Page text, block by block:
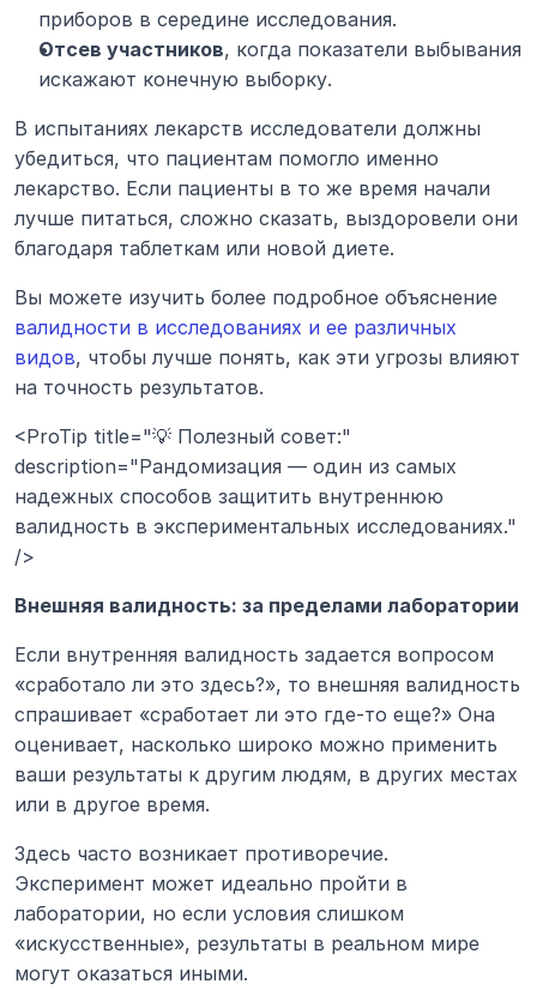
приборов в середине исследования.
Отсев участников, когда показатели выбывания
искажают конечную выборку.
В испытаниях лекарств исследователи должны
убедиться, что пациентам помогло именно
лекарство. Если пациенты в то же время начали
лучше питаться, сложно сказать, выздоровели они
благодаря таблеткам или новой диете.
валидности в исследованиях и ее различных
видов, чтобы лучше понять, как эти угрозы влияют
на точность результатов.
<ProTip title="💡 Полезный совет:"
description="Рандомизация — один из самых
надежных способов защитить внутреннюю
валидность в экспериментальных исследованиях."
/>
Внешняя валидность: за пределами лаборатории
Если внутренняя валидность задается вопросом
«сработало ли это здесь?», то внешняя валидность
спрашивает «сработает ли это где-то еще?» Она
оценивает, насколько широко можно применить
ваши результаты к другим людям, в других местах
или в другое время.
Здесь часто возникает противоречие.
Эксперимент может идеально пройти в
лаборатории, но если условия слишком
«искусственные», результаты в реальном мире
могут оказаться иными.